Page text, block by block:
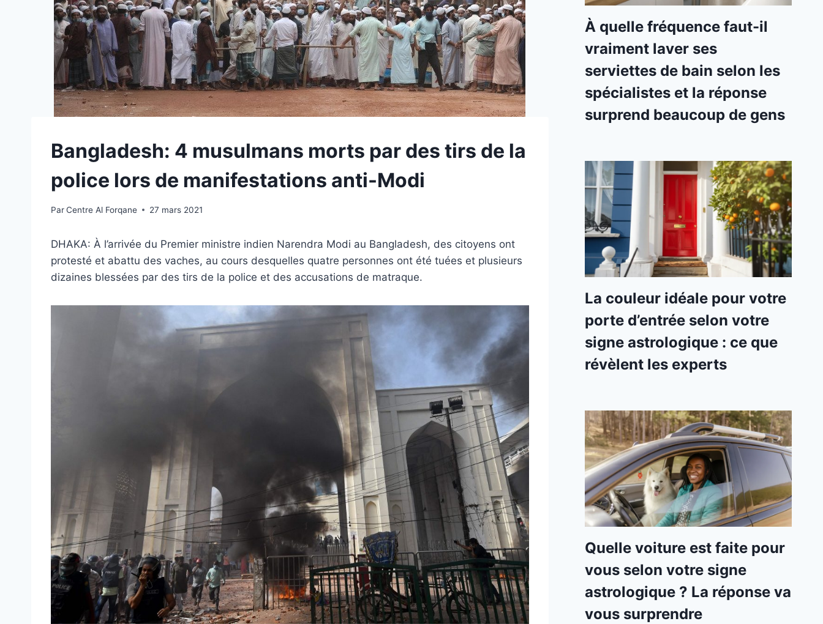
Bangladesh: 4 musulmans morts par des tirs de la
police lors de manifestations anti-Modi
ParCentre Al Forqane 27 mars 2021
DHAKA: À l’arrivée du Premier ministre indien Narendra Modi au Bangladesh, des citoyens ont
protesté et abattu des vaches, au cours desquelles quatre personnes ont été tuées et plusieurs
dizaines blessées par des tirs de la police et des accusations de matraque.
À quelle fréquence faut-il
vraiment laver ses
serviettes de bain selon les
spécialistes et la réponse
surprend beaucoup de gens
La couleur idéale pour votre
porte d’entrée selon votre
signe astrologique : ce que
révèlent les experts
Quelle voiture est faite pour
vous selon votre signe
astrologique ? La réponse va
vous surprendre